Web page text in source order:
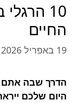
10
החיים
19 באפריל 2026
הדרך שבה אתם
היום שלכם